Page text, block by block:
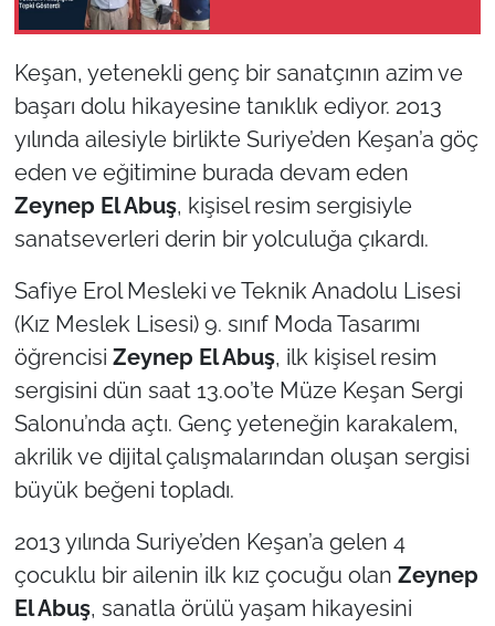
Keşan, yetenekli genç bir sanatçının azim ve
başarı dolu hikayesine tanıklık ediyor. 2013
yılında ailesiyle birlikte Suriye’den Keşan’a göç
eden ve eğitimine burada devam eden
Zeynep El Abuş, kişisel resim sergisiyle
sanatseverleri derin bir yolculuğa çıkardı.
Safiye Erol Mesleki ve Teknik Anadolu Lisesi
(Kız Meslek Lisesi) 9. sınıf Moda Tasarımı
öğrencisi Zeynep El Abuş, ilk kişisel resim
sergisini dün saat 13.00’te Müze Keşan Sergi
Salonu’nda açtı. Genç yeteneğin karakalem,
akrilik ve dijital çalışmalarından oluşan sergisi
büyük beğeni topladı.
2013 yılında Suriye’den Keşan’a gelen 4
çocuklu bir ailenin ilk kız çocuğu olan Zeynep
El Abuş, sanatla örülü yaşam hikayesini
TÜRKİYE
Bölge
Güvenlik
Politika
Flaş Haber
Dış Haberler
Magazin
İş Dünyası
Bilim Teknoloji
English News